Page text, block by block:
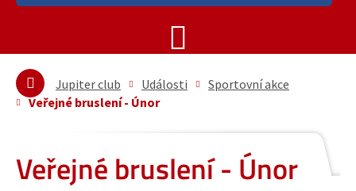
Jupiter club Události
Sportovní akce
Veřejné bruslení - Únor
Veřejné bruslení - Únor